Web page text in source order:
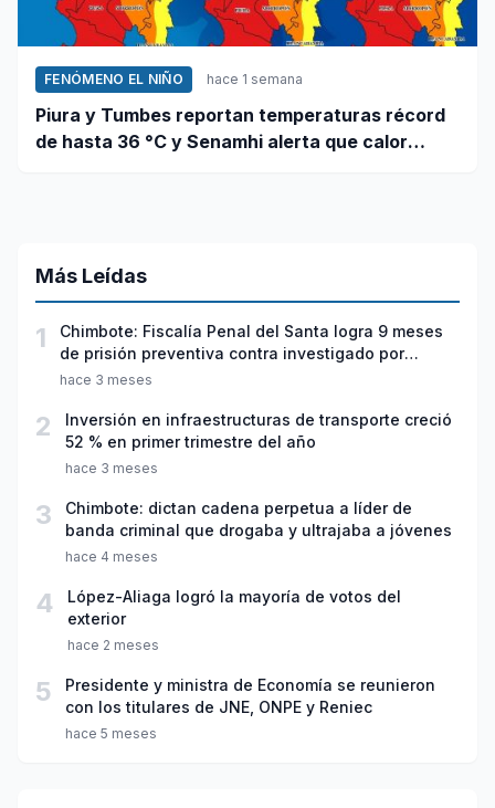
FENÓMENO EL NIÑO hace 1 semana
Piura y Tumbes reportan temperaturas récord
de hasta 36 °C y Senamhi alerta que calor
Más Leídas
1
Chimbote: Fiscalía Penal del Santa logra 9 meses
de prisión preventiva contra investigado por
violación sexual y tentativa de feminicidio
hace 3 meses
2
Inversión en infraestructuras de transporte creció
52 % en primer trimestre del año
hace 3 meses
3
Chimbote: dictan cadena perpetua a líder de
banda criminal que drogaba y ultrajaba a jóvenes
hace 4 meses
4
López-Aliaga logró la mayoría de votos del
exterior
hace 2 meses
5
Presidente y ministra de Economía se reunieron
con los titulares de JNE, ONPE y Reniec
hace 5 meses